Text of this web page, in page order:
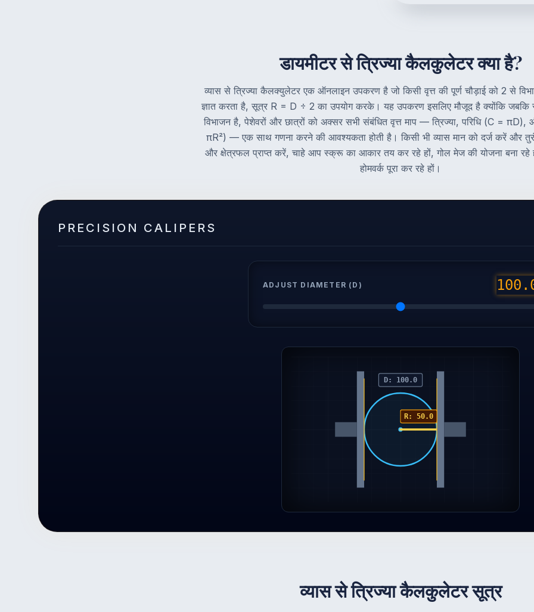
डायमीटर से त्रिज्या कैलकुलेटर क्या है?
व्यास से त्रिज्या कैलक्युलेटर एक ऑनलाइन उपकरण है जो किसी वृत्त की पूर्ण चौड़ाई को 2 से
ज्ञात करता है, सूत्र R = D ÷ 2 का उपयोग करके। यह उपकरण इसलिए मौजूद है क्योंकि
विभाजन है, पेशेवरों और छात्रों को अक्सर सभी संबंधित वृत्त माप — त्रिज्या, परिधि (C =
πR²) — एक साथ गणना करने की आवश्यकता होती है। किसी भी व्यास मान को दर्ज करें और
और क्षेत्रफल प्राप्त करें, चाहे आप स्क्रू का आकार तय कर रहे हों, गोल मेज की योजना बना रहे
होमवर्क पूरा कर रहे हों।
PRECISION CALIPERS
ADJUST DIAMETER (D)
D: 100.0
R: 50.0
व्यास से त्रिज्या कैलकुलेटर सूत्र